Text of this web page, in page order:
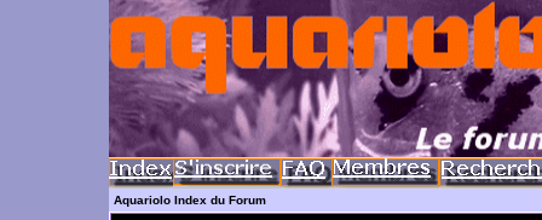
Aquariolo Index du Forum